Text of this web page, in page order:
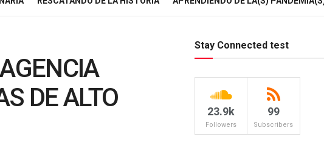
DE ALTO
Stay Connected test
23.9k
Followers
99
Subscribers